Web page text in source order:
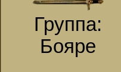
Группа:
Бояре